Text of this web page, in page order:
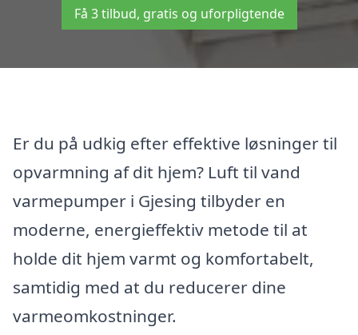
Få 3 tilbud, gratis og uforpligtende
Er du på udkig efter effektive løsninger til
opvarmning af dit hjem? Luft til vand
varmepumper i Gjesing tilbyder en
moderne, energieffektiv metode til at
holde dit hjem varmt og komfortabelt,
samtidig med at du reducerer dine
varmeomkostninger.